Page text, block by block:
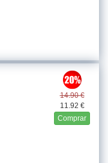
14.90 €
11.92 €
Comprar